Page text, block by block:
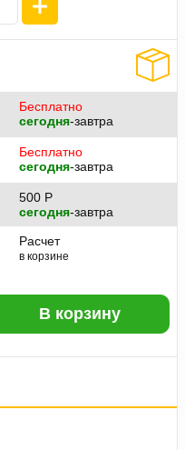
Бесплатно
сегодня-завтра
Бесплатно
сегодня-завтра
500 P
сегодня-завтра
Расчет
в корзине
В корзину